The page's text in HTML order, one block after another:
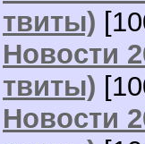
твиты)
Новости
твиты)
Новости